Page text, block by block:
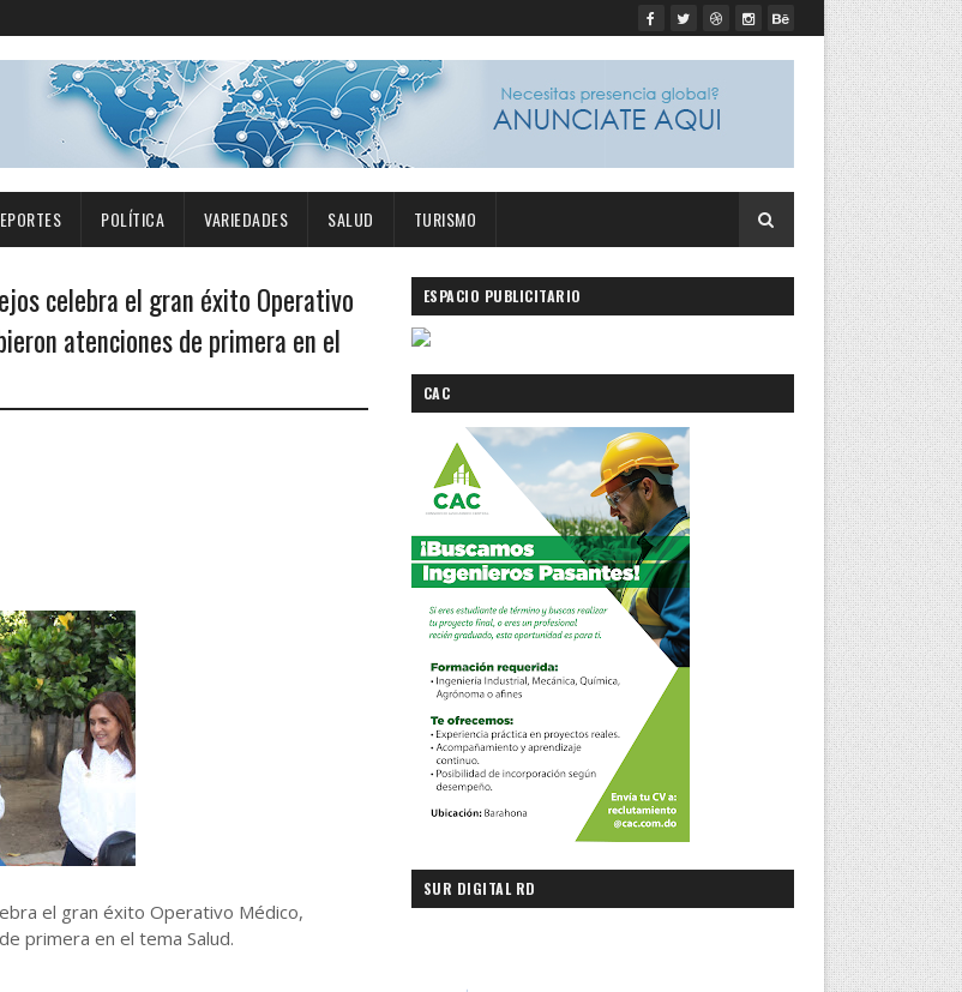
POLÍTICA VARIEDADES SALUD TURISMO
celebra el gran éxito Operativo
atenciones de primera en el
el gran éxito Operativo Médico,
primera en el tema Salud.
ESPACIO PUBLICITARIO
CAC
SUR DIGITAL RD